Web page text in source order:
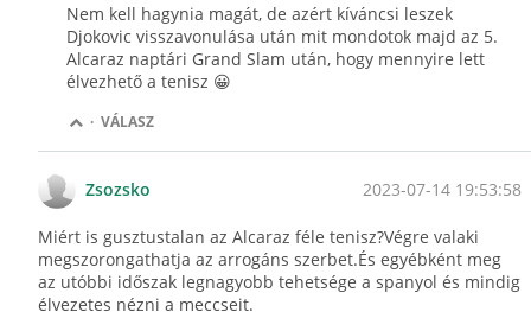
Nem kell hagynia magát, de azért kíváncsi leszek
Djokovic visszavonulása után mit mondotok majd az 5.
Alcaraz naptári Grand Slam után, hogy mennyire lett
élvezhető a tenisz 😀
· VÁLASZ
Zsozsko 2023-07-14 19:53:58
Miért is gusztustalan az Alcaraz féle tenisz?Végre valaki
megszorongathatja az arrogáns szerbet.És egyébként meg
az utóbbi időszak legnagyobb tehetsége a spanyol és mindig
élvezetes nézni a meccseit.